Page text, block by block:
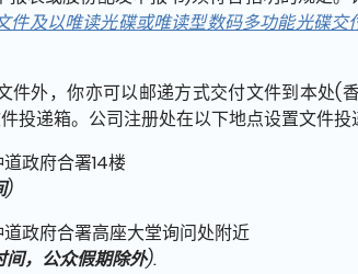
件及以唯读光碟或唯读型数码多功能光碟交
件外，你亦可以邮递方式交付文件到本处(
投递箱。公司注册处在以下地点设置文件投
政府合署14楼
)
政府合署高座大堂询问处附近
，公众假期除外).